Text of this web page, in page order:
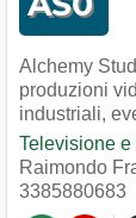
Alchemy
produzioni
industriali,
Televisione
Raimondo
3385880683